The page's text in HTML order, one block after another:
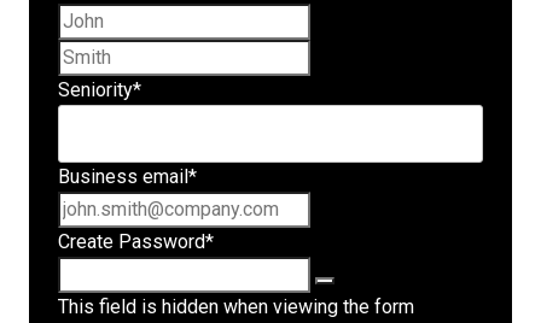
Seniority*
Business email *
Create Password*
This field is hidden when viewing the form